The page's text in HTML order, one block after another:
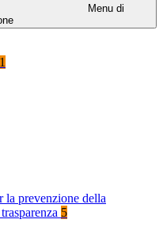
Menu di
la prevenzione della
5